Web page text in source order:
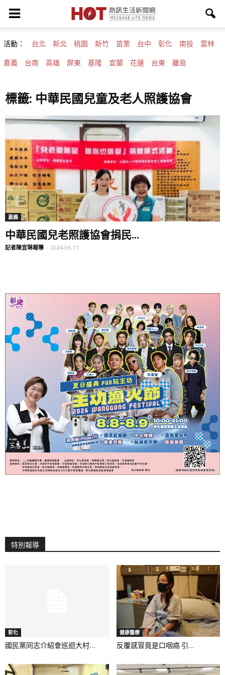
活動： 台北 新北 桃園 新竹 苗栗 台中 彰化 南投 雲林
嘉義 台南 高雄 屏東 基隆 宜蘭 花蓮 台東 離島
標籤: 中華民國兒童及老人照護協會
嘉義
中華民國兒老照護協會捐民...
記者陳宜琳報導 - 2024-06-11
特別報導
彰化
國民黨同志介紹會巡迴大村...
健康醫療
反覆感冒竟是口咽癌 引...